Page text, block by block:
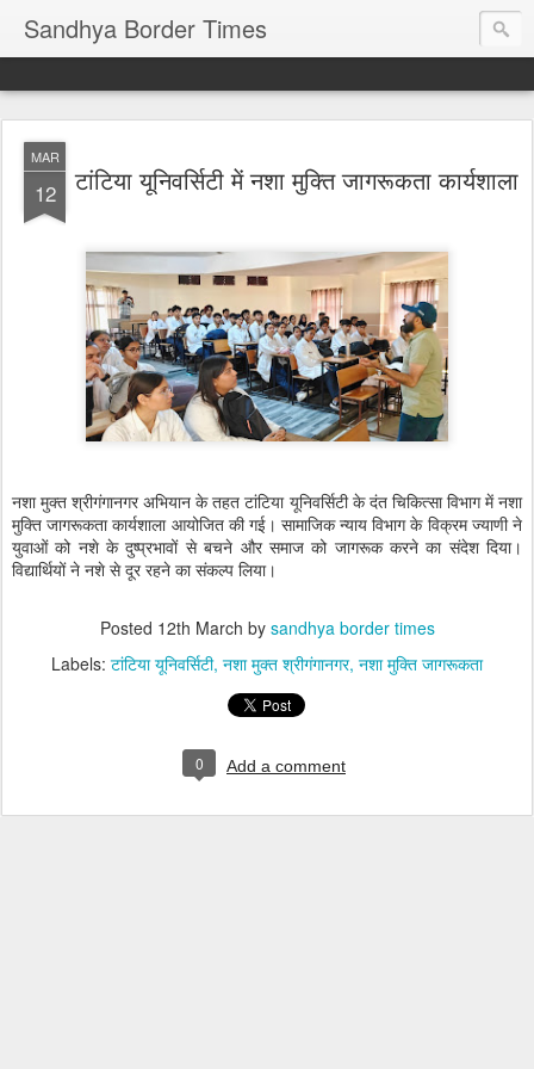
Sandhya Border Times
MAR
12 टांटिया यूनिवर्सिटी में नशा मुक्ति जागरूकता कार्यशाला
नशा मुक्त श्रीगंगानगर अभियान के तहत टांटिया यूनिवर्सिटी के दंत चिकित्सा विभाग में नशा
मुक्ति जागरूकता कार्यशाला आयोजित की गई। सामाजिक न्याय विभाग के विक्रम ज्याणी ने
युवाओं को नशे के दुष्प्रभावों से बचने और समाज को जागरूक करने का संदेश दिया।
विद्यार्थियों ने नशे से दूर रहने का संकल्प लिया।
Posted 12th March by sandhya border times
Labels: टांटिया यूनिवर्सिटी नशा मुक्त श्रीगंगानगर नशा मुक्ति जागरूकता
0 Add a comment